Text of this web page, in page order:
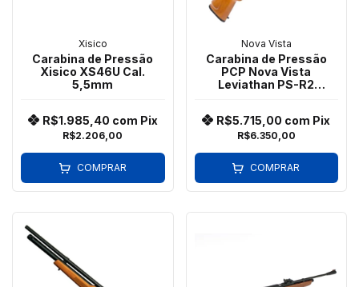
Xisico
Carabina de Pressão
Xisico XS46U Cal.
5,5mm
R$2.206,00
R$1.985,40 com Pix
COMPRAR
Nova Vista
Carabina de Pressão
PCP Nova Vista
Leviathan PS-R2
R$6.350,00
R$5.715,00 com Pix
COMPRAR